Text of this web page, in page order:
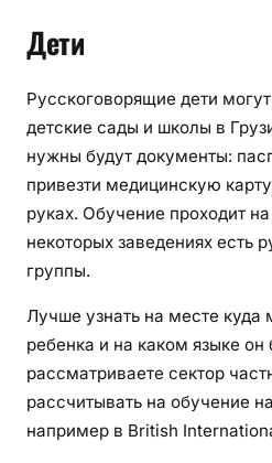
Дети
Русскоговорящие дети
детские сады и школы в
нужны будут документы:
привезти медицинскую
руках. Обучение проходит
некоторых заведениях есть
группы.
Лучше узнать на месте куда
ребенка и на каком языке он
рассматриваете сектор
рассчитывать на обучение
например в British